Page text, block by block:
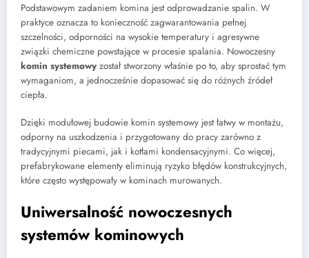
Podstawowym zadaniem komina jest odprowadzanie spalin. W
praktyce oznacza to konieczność zagwarantowania pełnej
szczelności, odporności na wysokie temperatury i agresywne
związki chemiczne powstające w procesie spalania. Nowoczesny
komin systemowy został stworzony właśnie po to, aby sprostać tym
wymaganiom, a jednocześnie dopasować się do różnych źródeł
ciepła.
Dzięki modułowej budowie komin systemowy jest łatwy w montażu,
odporny na uszkodzenia i przygotowany do pracy zarówno z
tradycyjnymi piecami, jak i kotłami kondensacyjnymi. Co więcej,
prefabrykowane elementy eliminują ryzyko błędów konstrukcyjnych,
które często występowały w kominach murowanych.
Uniwersalność nowoczesnych
systemów kominowych